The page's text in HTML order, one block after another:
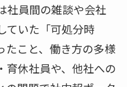
社員間の雑談や会社
ていた「可処分時
たこと、働き方の多様
育休社員や、他社への